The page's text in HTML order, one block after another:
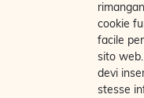
cookie
facile
sito
devi
stesse